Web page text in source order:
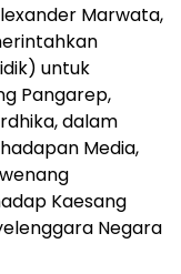
Marwata,
untuk
Pangarep,
dalam
Media,
Kaesang
Negara